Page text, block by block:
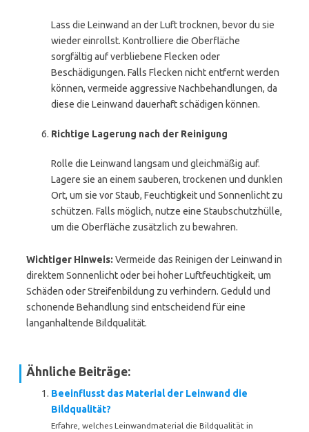
Lass die Leinwand an der Luft trocknen, bevor du sie
wieder einrollst. Kontrolliere die Oberfläche
sorgfältig auf verbliebene Flecken oder
Beschädigungen. Falls Flecken nicht entfernt werden
können, vermeide aggressive Nachbehandlungen, da
diese die Leinwand dauerhaft schädigen können.
Richtige Lagerung nach der Reinigung
Rolle die Leinwand langsam und gleichmäßig auf.
Lagere sie an einem sauberen, trockenen und dunklen
Ort, um sie vor Staub, Feuchtigkeit und Sonnenlicht zu
schützen. Falls möglich, nutze eine Staubschutzhülle,
um die Oberfläche zusätzlich zu bewahren.
Wichtiger Hinweis: Vermeide das Reinigen der Leinwand in
direktem Sonnenlicht oder bei hoher Luftfeuchtigkeit, um
Schäden oder Streifenbildung zu verhindern. Geduld und
schonende Behandlung sind entscheidend für eine
langanhaltende Bildqualität.
Ähnliche Beiträge:
Beeinflusst das Material der Leinwand die
Bildqualität?
Erfahre, welches Leinwandmaterial die Bildqualität in